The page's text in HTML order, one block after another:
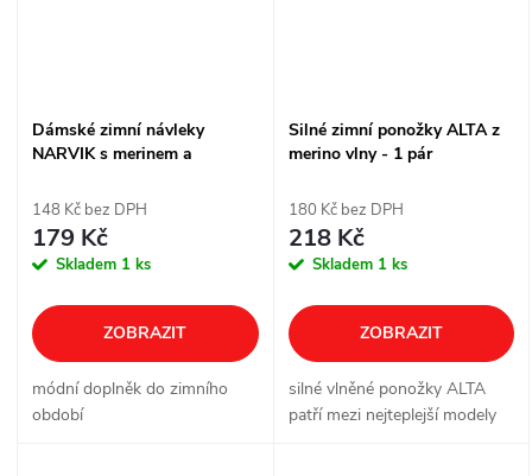
Dámské zimní návleky
NARVIK s merinem a
148 Kč bez DPH
179 Kč
Skladem 1 ks
ZOBRAZIT
módní doplněk do zimního
období
Silné zimní ponožky ALTA z
merino vlny - 1 pár
180 Kč bez DPH
218 Kč
Skladem 1 ks
ZOBRAZIT
silné vlněné ponožky ALTA
patří mezi nejteplejší modely